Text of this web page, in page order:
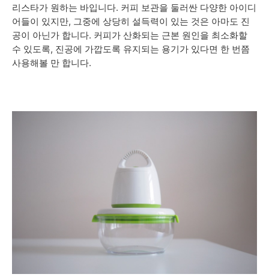
리스타가 원하는 바입니다. 커피 보관을 둘러싼 다양한 아이디
어들이 있지만, 그중에 상당히 설득력이 있는 것은 아마도 진
공이 아닌가 합니다. 커피가 산화되는 근본 원인을 최소화할
수 있도록, 진공에 가깝도록 유지되는 용기가 있다면 한 번쯤
사용해볼 만 합니다.